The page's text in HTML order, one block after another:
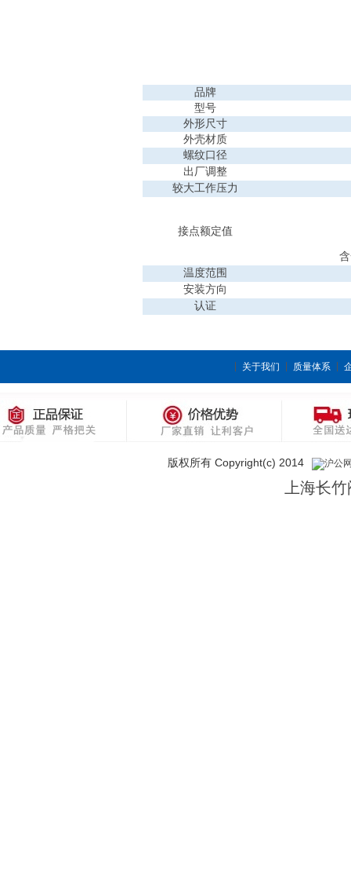
品牌
型号
外形尺寸
外壳材质
螺纹口径
出厂调整
较大工作压力
接点额定值
温度范围
安装方向
认证
关于我们 质量体系
版权所有 Copyright(c) 2014 沪公
上海长